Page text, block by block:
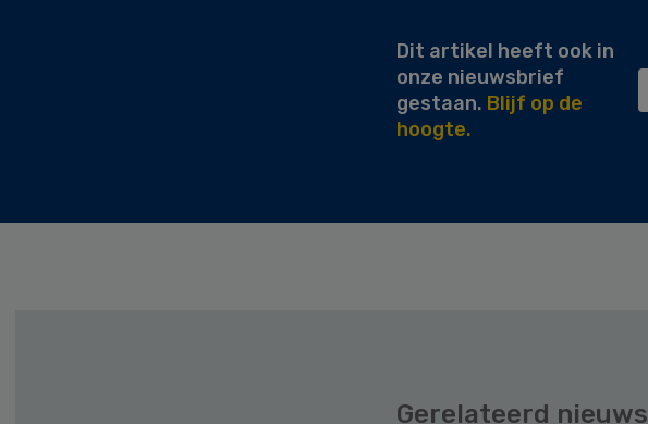
Dit artikel heeft ook in
onze nieuwsbrief
gestaan. Blijf op de
hoogte.
Gerelateerd nieuws